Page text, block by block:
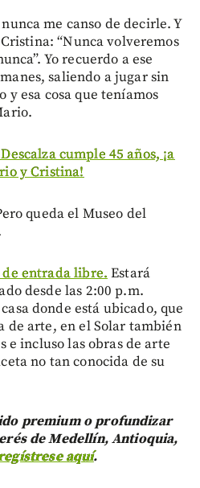
me canso de decirle. Y
“Nunca volveremos
Yo recuerdo a ese
saliendo a jugar sin
y esa cosa que teníamos
cumple 45 años, ¡a
y Cristina!
queda el Museo del
de entrada libre. Estará
desde las 2:00 p.m.
donde está ubicado, que
de arte, en el Solar también
e incluso las obras de arte
no tan conocida de su
premium o profundizar
de Medellín, Antioquia,
aquí.